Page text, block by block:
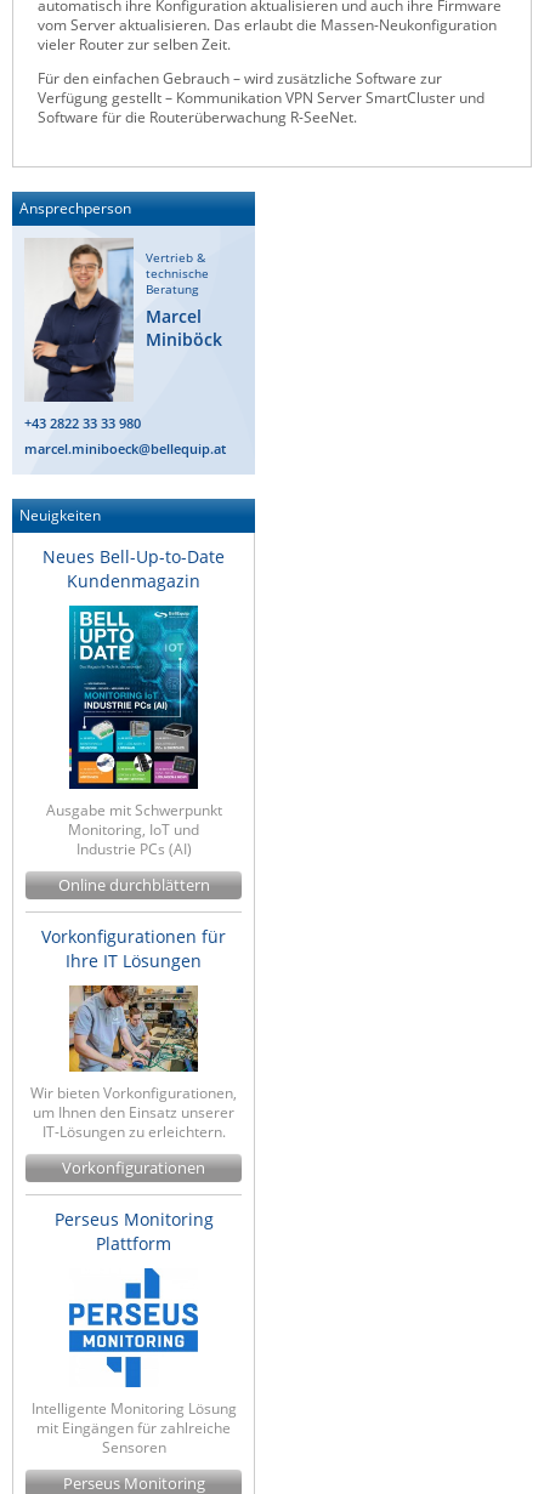
automatisch ihre Konfiguration aktualisieren und auch ihre Firmware
vom Server aktualisieren. Das erlaubt die Massen-Neukonfiguration
vieler Router zur selben Zeit.
Für den einfachen Gebrauch – wird zusätzliche Software zur
Verfügung gestellt – Kommunikation VPN Server SmartCluster und
Software für die Routerüberwachung R-SeeNet.
Ansprechperson
Vertrieb &
technische
Beratung
Marcel
Miniböck
+43 2822 33 33 980
marcel.miniboeck@bellequip.at
Neuigkeiten
Neues Bell-Up-to-Date
Kundenmagazin
Ausgabe mit Schwerpunkt
Monitoring, IoT und
Industrie PCs (AI)
Online durchblättern
Vorkonfigurationen für
Ihre IT Lösungen
Wir bieten Vorkonfigurationen,
um Ihnen den Einsatz unserer
IT-Lösungen zu erleichtern.
Vorkonfigurationen
Perseus Monitoring
Plattform
Intelligente Monitoring Lösung
mit Eingängen für zahlreiche
Sensoren
Perseus Monitoring